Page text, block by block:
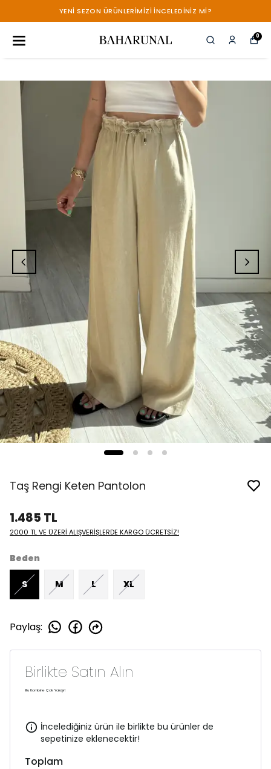
YENİ SEZON ÜRÜNLERİMİZİ İNCELEDİNİZ Mİ?
0
Taş Rengi Keten Pantolon
1.485 TL
2000 TL VE ÜZERİ ALIŞVERİŞLERDE KARGO ÜCRETSİZ!
Beden
S M L XL
Paylaş:
Birlikte Satın Alın
Bu Kombine Çok Yakışır!
İncelediğiniz ürün ile birlikte bu ürünler de
sepetinize eklenecektir!
Toplam